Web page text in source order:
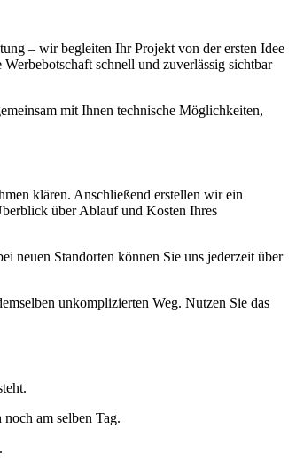
– wir begleiten Ihr Projekt von der ersten Idee
schnell und zuverlässig sichtbar
mit Ihnen technische Möglichkeiten,
klären. Anschließend erstellen wir ein
über Ablauf und Kosten Ihres
neuen Standorten können Sie uns jederzeit über
unkomplizierten Weg. Nutzen Sie das
am selben Tag.